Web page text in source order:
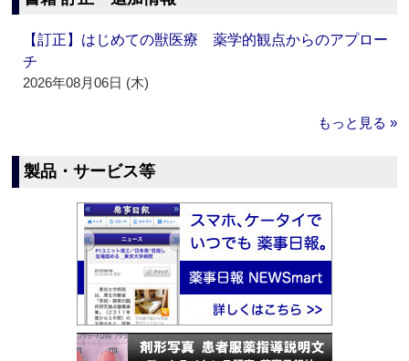
【訂正】はじめての獣医療 薬学的観点からのアプロー
チ
2026年08月06日 (木)
もっと見る »
製品・サービス等